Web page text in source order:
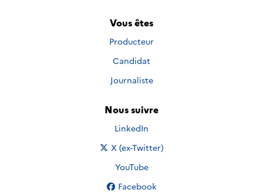
Vous êtes
Producteur
Candidat
Journaliste
Nous suivre
Nous suivre sur
LinkedIn
Nous suivre sur
X (ex-Twitter)
Nous suivre sur
YouTube
Nous suivre sur
Facebook